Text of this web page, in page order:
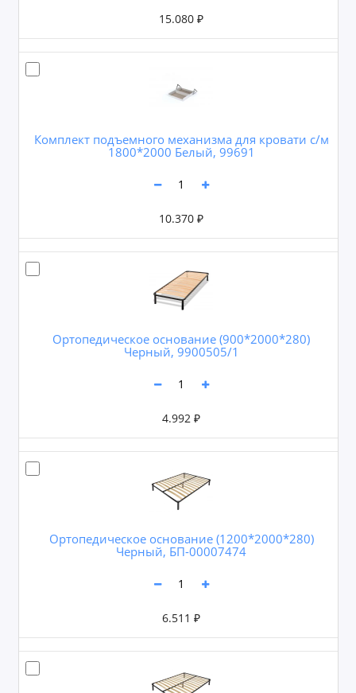
15.080 ₽
Комплект подъемного механизма для кровати с/м
1800*2000 Белый, 99691
10.370 ₽
Ортопедическое основание (900*2000*280)
Черный, 9900505/1
4.992 ₽
Ортопедическое основание (1200*2000*280)
Черный, БП-00007474
6.511 ₽